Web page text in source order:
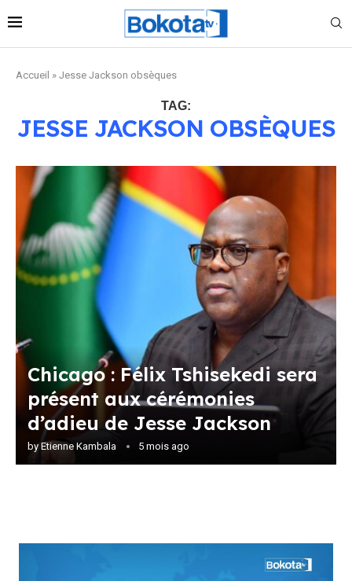
Accueil » Jesse Jackson obsèques
TAG:
JESSE JACKSON OBSÈQUES
Chicago : Félix Tshisekedi sera
présent aux cérémonies
d’adieu de Jesse Jackson
by Etienne Kambala 5 mois ago